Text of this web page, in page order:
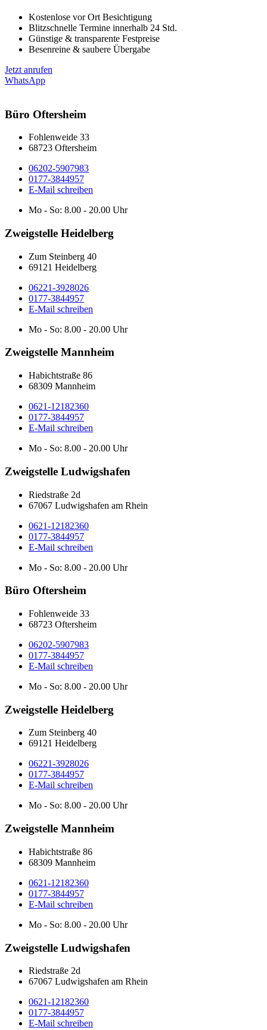
Kostenlose vor Ort Besichtigung
Blitzschnelle Termine innerhalb 24 Std.
Günstige & transparente Festpreise
Besenreine & saubere Übergabe
Jetzt anrufen
WhatsApp
Büro Oftersheim
Fohlenweide 33
68723 Oftersheim
06202-5907983
0177-3844957
E-Mail schreiben
Mo - So: 8.00 - 20.00 Uhr
Zweigstelle Heidelberg
Zum Steinberg 40
69121 Heidelberg
06221-3928026
0177-3844957
E-Mail schreiben
Mo - So: 8.00 - 20.00 Uhr
Zweigstelle Mannheim
Habichtstraße 86
68309 Mannheim
0621-12182360
0177-3844957
E-Mail schreiben
Mo - So: 8.00 - 20.00 Uhr
Zweigstelle Ludwigshafen
Riedstraße 2d
67067 Ludwigshafen am Rhein
0621-12182360
0177-3844957
E-Mail schreiben
Mo - So: 8.00 - 20.00 Uhr
Büro Oftersheim
Fohlenweide 33
68723 Oftersheim
06202-5907983
0177-3844957
E-Mail schreiben
Mo - So: 8.00 - 20.00 Uhr
Zweigstelle Heidelberg
Zum Steinberg 40
69121 Heidelberg
06221-3928026
0177-3844957
E-Mail schreiben
Mo - So: 8.00 - 20.00 Uhr
Zweigstelle Mannheim
Habichtstraße 86
68309 Mannheim
0621-12182360
0177-3844957
E-Mail schreiben
Mo - So: 8.00 - 20.00 Uhr
Zweigstelle Ludwigshafen
Riedstraße 2d
67067 Ludwigshafen am Rhein
0621-12182360
0177-3844957
E-Mail schreiben